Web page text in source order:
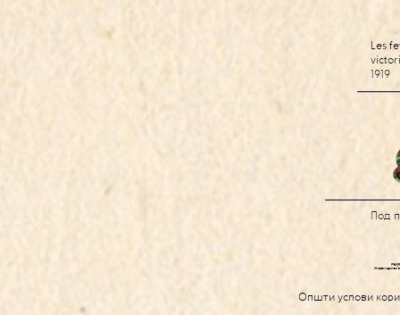
Les
1919
Под
Општи услови